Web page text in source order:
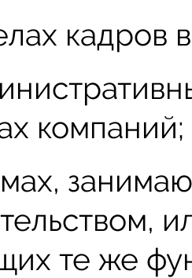
кадров
компаний;
те же